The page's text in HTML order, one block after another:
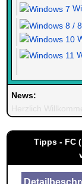
News:
Herzlich
Tipps - FC